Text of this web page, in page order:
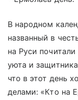
В народном
названный в
на Руси
уюта и
что в этот день
делами: «Кто на